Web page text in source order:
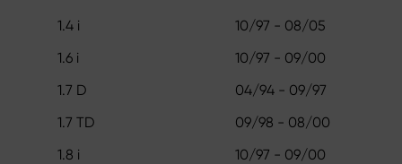
1.4 i
10/97 - 08/05
1.6 i
10/97 - 09/00
1.7 D
04/94 - 09/97
1.7 TD
09/98 - 08/00
1.8 i
10/97 - 09/00